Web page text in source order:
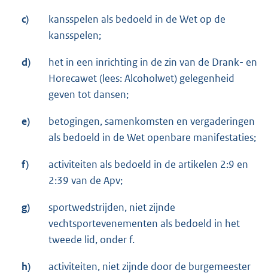
c)
kansspelen als bedoeld in de Wet op de
kansspelen;
d)
het in een inrichting in de zin van de Drank- en
Horecawet (lees: Alcoholwet) gelegenheid
geven tot dansen;
e)
betogingen, samenkomsten en vergaderingen
als bedoeld in de Wet openbare manifestaties;
f)
activiteiten als bedoeld in de artikelen 2:9 en
2:39 van de Apv;
g)
sportwedstrijden, niet zijnde
vechtsportevenementen als bedoeld in het
tweede lid, onder f.
h) activiteiten, niet zijnde door de burgemeester